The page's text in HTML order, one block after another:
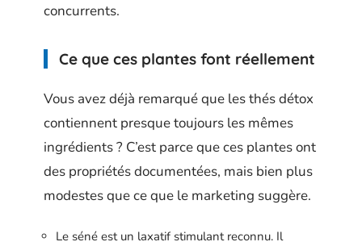
concurrents.
Ce que ces plantes font réellement
Vous avez déjà remarqué que les thés détox
contiennent presque toujours les mêmes
ingrédients ? C’est parce que ces plantes ont
des propriétés documentées, mais bien plus
modestes que ce que le marketing suggère.
Le séné est un laxatif stimulant reconnu. Il